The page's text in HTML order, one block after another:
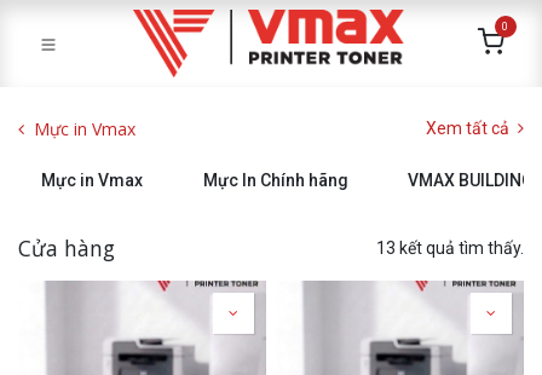
0
Mực in Vmax Xem tất cả
Mực in Vmax Mực In Chính hãng VMAX BUILDING
Cửa hàng 13 kết quả tìm thấy.